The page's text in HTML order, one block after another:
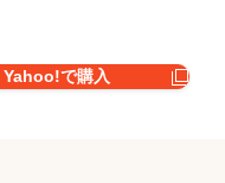
Yahoo!で購入